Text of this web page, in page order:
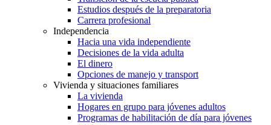
Estudios después de la preparatoria
Carrera profesional
Independencia
Hacia una vida independiente
Decisiones de la vida adulta
El dinero
Opciones de manejo y transport
Vivienda y situaciones familiares
La vivienda
Hogares en grupo para jóvenes adultos
Programas de habilitación de día para jóvenes